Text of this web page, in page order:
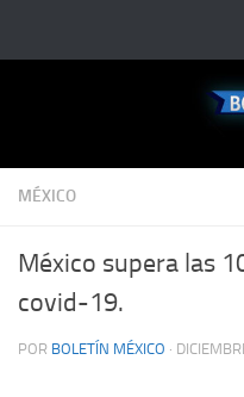
MÉXICO
México supera las
covid-19.
POR BOLETÍN MÉXICO ·